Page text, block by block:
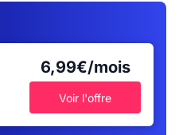
6,99€/mois
Voir l'offre